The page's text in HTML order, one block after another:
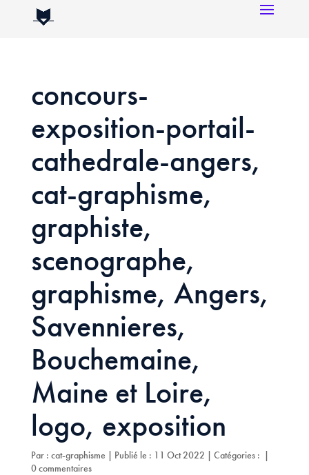
concours-
exposition-portail-
cathedrale-angers,
cat-graphisme,
graphiste,
scenographe,
graphisme, Angers,
Savennieres,
Bouchemaine,
Maine et Loire,
logo, exposition
Par : cat-graphisme | Publié le : 11 Oct 2022 | Catégories : |
0 commentaires